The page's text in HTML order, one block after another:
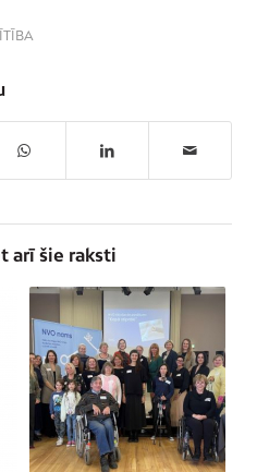
arī šie raksti